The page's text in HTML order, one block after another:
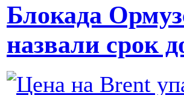
Блокада
назвали срок